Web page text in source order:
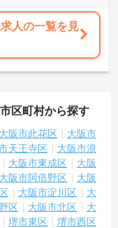
人の一覧を見
区町村から探す
大阪市此花区
大阪市
天王寺区
大阪市浪
大阪市東成区
大阪
大阪市阿倍野区
大阪
大阪市淀川区
大
区 大阪市北区
大
堺市東区
堺市西区